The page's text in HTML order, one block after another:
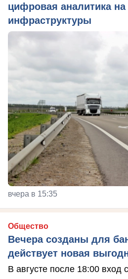
цифровая аналитика
инфраструктуры
вчера в 15:35
Общество
Вечера созданы для
действует новая
В августе после 18:00 вход